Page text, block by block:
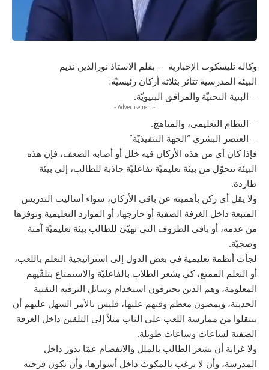
وكالة تليسكوب الإخبارية – بقلم الاستاذ نورالدين نديم
البيئة المدرسية تتأثر بثلاثة أركان رئيسيّة:
– البنية التحتيّة والمرافق البنيويّة.
- Advertisement -
– النظام التعليمي، والمناهج.
– العنصر البشري “الجهة التنفيذيّة”
فإذا كان أي من هذه الأركان فيه خلل أو أصابه الضعف، فإن هذه
البيئة تتحوّل من بيئة تعليميّة تفاعليّة جاذبة للطالب، إلى بيئة
طاردة.
ولا يقل أي ركن بأهميته عن باقي الأركان، سواء أساليب التدريس
المتبعة داخل الغرفة الصفية أو خارجها، أو الموارد التعليمية وتوفرها
من عدمه، أو باقي الظروف التي تهيّئ للطالب بيئة تعليميّة آمنة
وصحيّة.
لجأت أنظمة تعليمية في بعض الدول إلى استراتيجية التعلم باللعب،
أو التعلم الممتع، كي يشعر الطلاب بالفاعليّة والاستمتاع بتلقّيهم
المعلومة، وهم الذين يحترفون استخدام وسائل الترفيه التقنية
الحديثة، ويمضون معظم وقتهم عليها، فليس بالأمر السهل عليهم أن
ينتقلوا من ممارسة اللعب على التاب مثلاً إلى التلقين داخل الغرفة
الصفية لساعات وساعات طويلة.
ولا غرابة أن يشعر الطالب بالملل والانفصام عمّا يدور داخل
المدرسة، وأن لا يرغب بالمكوث داخل أسوارها، وأن تكون فرحته